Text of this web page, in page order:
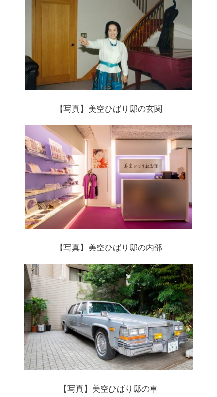
【写真】美空ひばり邸の玄関
【写真】美空ひばり邸の内部
【写真】美空ひばり邸の車